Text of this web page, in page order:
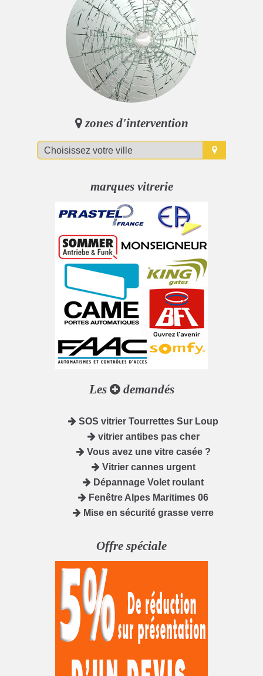
zones d'intervention
marques vitrerie
Les demandés
SOS vitrier Tourrettes Sur Loup
vitrier antibes pas cher
Vous avez une vitre casée ?
Vitrier cannes urgent
Dépannage Volet roulant
Fenêtre Alpes Maritimes 06
Mise en sécurité grasse verre
Offre spéciale